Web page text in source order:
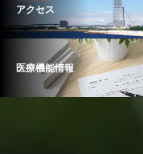
アクセス
医療機能情報